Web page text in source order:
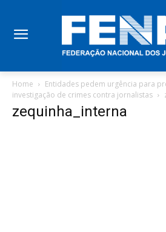
Home
Entidades pedem urgência para
investigação de crimes contra jornalistas
zequinha_interna